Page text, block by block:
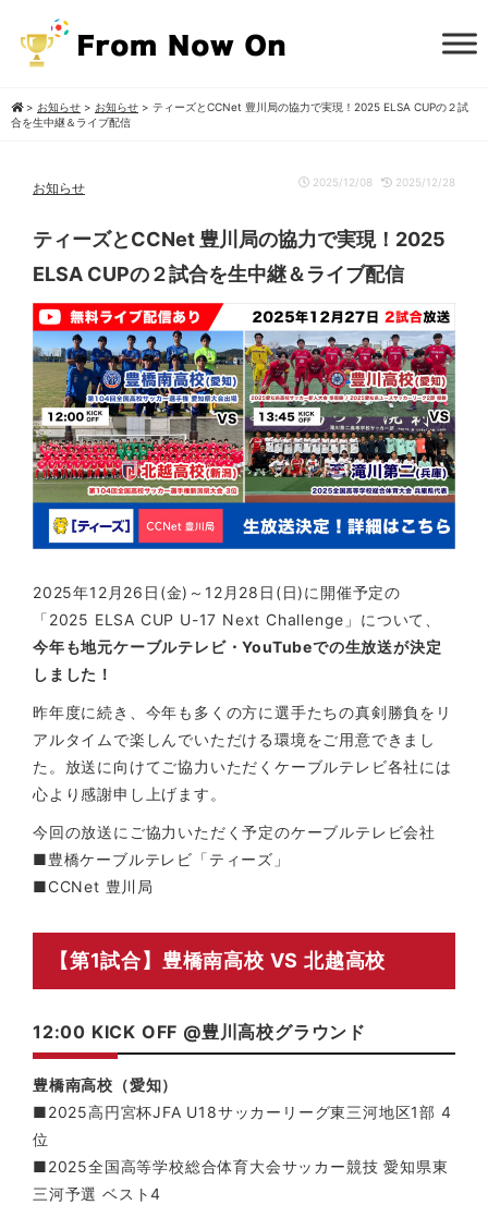
> お知らせ > お知らせ > ティーズとCCNet 豊川局の協力で実現！2025 ELSA CUPの２試
合を生中継＆ライブ配信
お知らせ 2025/12/08 2025/12/28
ティーズとCCNet 豊川局の協力で実現！2025
ELSA CUPの２試合を生中継＆ライブ配信
2025年12月26日(金)～12月28日(日)に開催予定の
「2025 ELSA CUP U-17 Next Challenge」について、
今年も地元ケーブルテレビ・YouTubeでの生放送が決定
しました！
昨年度に続き、今年も多くの方に選手たちの真剣勝負をリ
アルタイムで楽しんでいただける環境をご用意できまし
た。放送に向けてご協力いただくケーブルテレビ各社には
心より感謝申し上げます。
今回の放送にご協力いただく予定のケーブルテレビ会社
■豊橋ケーブルテレビ「ティーズ」
■CCNet 豊川局
【第1試合】豊橋南高校 VS 北越高校
12:00 KICK OFF @豊川高校グラウンド
豊橋南高校（愛知）
■2025高円宮杯JFA U18サッカーリーグ東三河地区1部 4
位
■2025全国高等学校総合体育大会サッカー競技 愛知県東
三河予選 ベスト4